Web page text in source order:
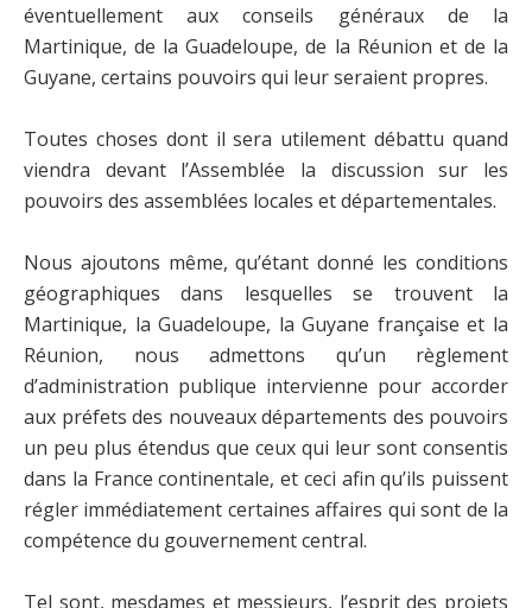
éventuellement aux conseils généraux de la
Martinique, de la Guadeloupe, de la Réunion et de la
Guyane, certains pouvoirs qui leur seraient propres.
Toutes choses dont il sera utilement débattu quand
viendra devant l’Assemblée la discussion sur les
pouvoirs des assemblées locales et départementales.
Nous ajoutons même, qu’étant donné les conditions
géographiques dans lesquelles se trouvent la
Martinique, la Guadeloupe, la Guyane française et la
Réunion, nous admettons qu’un règlement
d’administration publique intervienne pour accorder
aux préfets des nouveaux départements des pouvoirs
un peu plus étendus que ceux qui leur sont consentis
dans la France continentale, et ceci afin qu’ils puissent
régler immédiatement certaines affaires qui sont de la
compétence du gouvernement central.
Tel sont, mesdames et messieurs, l’esprit des projets